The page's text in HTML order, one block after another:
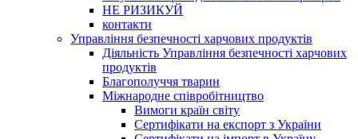
НЕ РИЗИКУЙ
контакти
Управління безпечності харчових продуктів
Діяльність Управління безпечності харчових
продуктів
Благополуччя тварин
Міжнародне співробітництво
Вимоги країн світу
Сертифікати на експорт з України